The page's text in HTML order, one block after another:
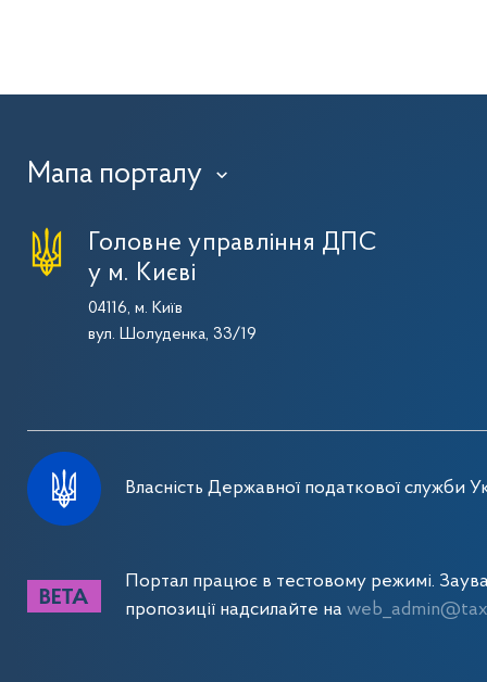
Мапа порталу ›
Головне управління ДПС
у м. Києві
04116, м. Київ
вул. Шолуденка, 33/19
Власність Державної податкової служби
Портал працює в тестовому режимі.
пропозиції надсилайте на